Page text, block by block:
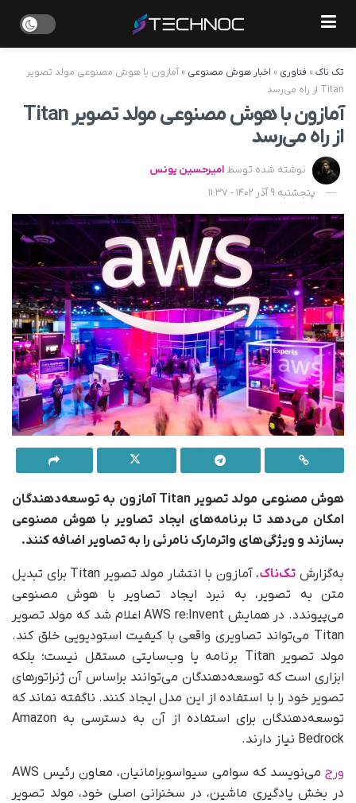
تک ناک» فناوری » اخبار هوش مصنوعی » آمازون با هوش مصنوعی مولد تصویر
Titan از راه می‌رسد
آمازون با هوش مصنوعی مولد تصویر Titan
از راه می‌رسد
نوشته شده توسط امیرحسین یونس
پنجشنبه 9 آذر 1402 - 11:37
هوش مصنوعی مولد تصویر Titan آمازون به توسعه‌دهندگان
امکان می‌دهد تا برنامه‌های ایجاد تصاویر با هوش مصنوعی
بسازند و ویژگی‌های واترمارک نامرئی را به تصاویر اضافه کنند.
به‌گزارش تک‌ناک
، آمازون با انتشار مولد تصویر Titan برای تبدیل
متن به تصویر، به نبرد ایجاد تصاویر با هوش مصنوعی
می‌پیوندد. در همایش AWS re:Invent اعلام شد که مولد تصویر
Titan می‌تواند تصاویری واقعی با کیفیت استودیویی خلق کند.
مولد تصویر Titan برنامه یا وب‌سایتی مستقل نیست؛ بلکه
ابزاری است که توسعه‌دهندگان می‌توانند بر‌اساس آن ژنراتورهای
تصویر خود را با استفاده از این مدل ایجاد کنند. ناگفته نماند که
توسعه‌دهندگان برای استفاده از آن به دسترسی به Amazon
Bedrock نیاز دارند.
ورج
می‌نویسد که سوامی سیواسوبرامانیان، معاون رئیس AWS
در بخش یادگیری ماشین، در سخنرانی اصلی خود، مولد تصویر